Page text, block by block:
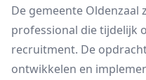
De gemeente Oldenzaal
professional die tijdelijk
recruitment. De
ontwikkelen en